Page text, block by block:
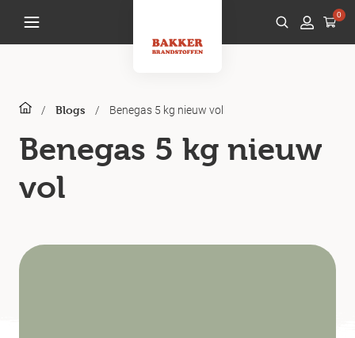
0
/ Blogs / Benegas 5 kg nieuw vol
Benegas 5 kg nieuw
vol